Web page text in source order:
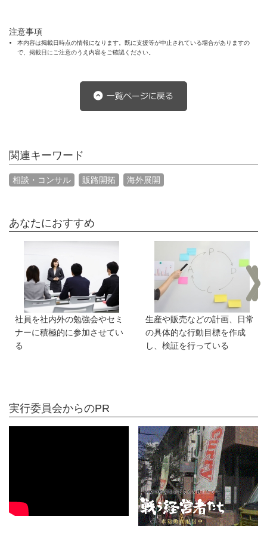
注意事項
本内容は掲載日時点の情報になります。既に支援等が中止されている場合がありますの
で、掲載日にご注意のうえ内容をご確認ください。
関連キーワード
相談・コンサル 販路開拓 海外展開
あなたにおすすめ
社員を社内外の勉強会やセミ
ナーに積極的に参加させてい
る
生産や販売などの計画、日常
の具体的な行動目標を作成
し、検証を行っている
実行委員会からのPR